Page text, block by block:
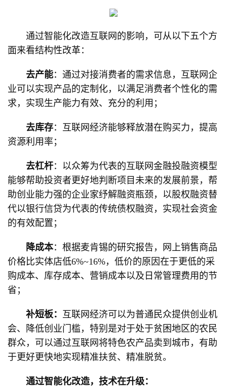
通过智能化改造互联网的影响，可从以下五个方
面来看结构性改革：
去产能：通过对接消费者的需求信息，互联网企
业可以实现产品的定制化，以满足消费者个性化的需
求，实现生产能力有效、充分的利用；
去库存：互联网经济能够释放潜在购买力，提高
资源利用率；
去杠杆：以众筹为代表的互联网金融投融资模型
能够帮助投资者更好地判断项目未来的发展前景，帮
助创业能力强的企业家纾解融资瓶颈，以股权融资替
代以银行信贷为代表的传统债权融资，实现社会资金
的有效配置；
降成本：根据麦肯锡的研究报告，网上销售商品
价格比实体店低6%~16%，低价的原因在于更低的采
购成本、库存成本、营销成本以及日常管理费用的节
省；
补短板： 互联网经济可以为普通民众提供创业机
会、降低创业门槛，特别是对于处于贫困地区的农民
群众，可以通过互联网将特色农产品卖到城市，有助
于更好更快地实现精准扶贫、精准脱贫。
通过智能化改造，技术在升级：